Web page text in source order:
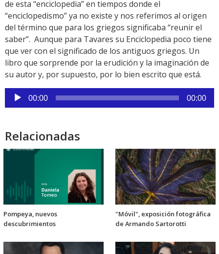
de esta “enciclopedia” en tiempos donde el
“enciclopedismo” ya no existe y nos referimos al origen
del término que para los griegos significaba “reunir el
saber”. Aunque para Tavares su Enciclopedia poco tiene
que ver con el significado de los antiguos griegos. Un
libro que sorprende por la erudición y la imaginación de
su autor y, por supuesto, por lo bien escrito que está.
Reproductor
de
00:00 00:00
Relacionadas
Pompeya, nuevos
descubrimientos
"Móvil", exposición fotográfica
de Armando Sartorotti